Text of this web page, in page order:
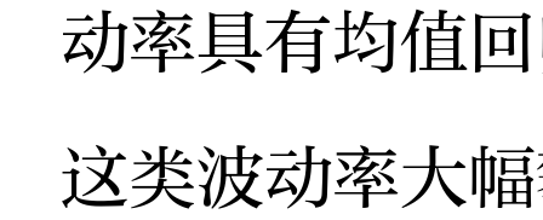
动率具有均值
这类波动率大